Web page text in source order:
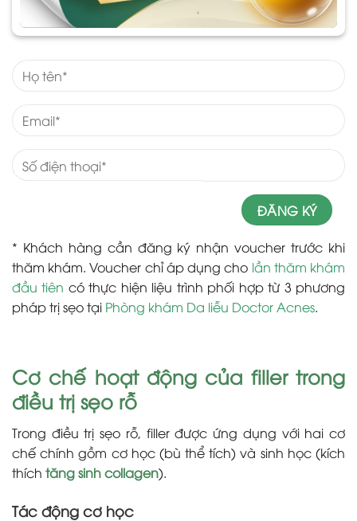
* Khách hàng cần đăng ký nhận voucher trước khi
thăm khám. Voucher chỉ áp dụng cho lần thăm khám
đầu tiên có thực hiện liệu trình phối hợp từ 3 phương
pháp trị sẹo tại Phòng khám Da liễu Doctor Acnes.
Cơ chế hoạt động của filler trong
điều trị sẹo rỗ
Trong điều trị sẹo rỗ, filler được ứng dụng với hai cơ
chế chính gồm cơ học (bù thể tích) và sinh học (kích
thích tăng sinh collagen).
Tác động cơ học